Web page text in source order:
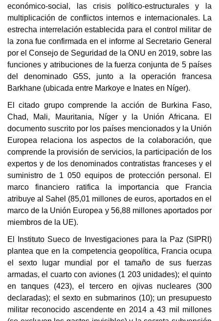
económico-social, las crisis político-estructurales y la
multiplicación de conflictos internos e internacionales. La
estrecha interrelación establecida para el control militar de
la zona fue confirmada en el informe al Secretario General
por el Consejo de Seguridad de la ONU en 2019, sobre las
funciones y atribuciones de la fuerza conjunta de 5 países
del denominado G5S, junto a la operación francesa
Barkhane (ubicada entre Markoye e Inates en Níger).
El citado grupo comprende la acción de Burkina Faso,
Chad, Mali, Mauritania, Níger y la Unión Africana. El
documento suscrito por los países mencionados y la Unión
Europea relaciona los aspectos de la colaboración, que
comprende la provisión de servicios, la participación de los
expertos y de los denominados contratistas franceses y el
suministro de 1 050 equipos de protección personal. El
marco financiero ratifica la importancia que Francia
atribuye al Sahel (85,01 millones de euros, aportados en el
marco de la Unión Europea y 56,88 millones aportados por
miembros de la UE).
El Instituto Sueco de Investigaciones para la Paz (SIPRI)
plantea que en la competencia geopolítica, Francia ocupa
el sexto lugar mundial por el tamaño de sus fuerzas
armadas, el cuarto con aviones (1 203 unidades); el quinto
en tanques (423), el tercero en ojivas nucleares (300
declaradas); el sexto en submarinos (10); un presupuesto
militar reconocido ascendente en 2014 a 43 mil millones